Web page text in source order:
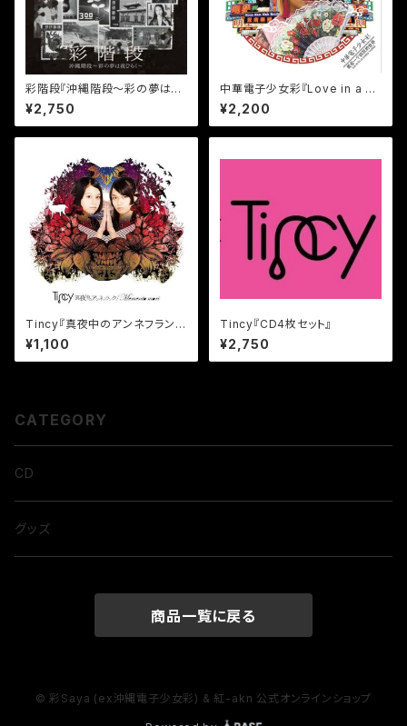
彩階段『沖縄階段～彩の夢は夜
ひらく～』(サイン付き）
¥2,750
中華電子少女彩『Love in a cr
azy world』（サイン付き）
¥2,200
Tincy『真夜中のアンネフラン
ク/memento mori』
¥1,100
Tincy『CD4枚セット』
¥2,750
CATEGORY
CD
グッズ
商品一覧に戻る
© 彩Saya (ex沖縄電子少女彩) & 紅-akn 公式オンラインショップ